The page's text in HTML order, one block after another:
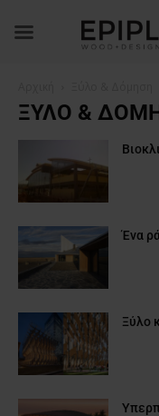
ΞΎΛΟ &
Ένα
Ξύλο